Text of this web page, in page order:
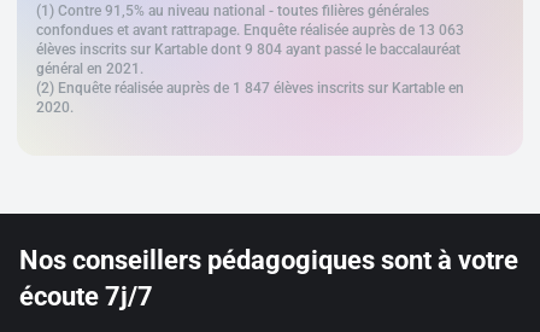
(1) Contre 91,5% au niveau national - toutes filières générales
confondues et avant rattrapage. Enquête réalisée auprès de 13 063
élèves inscrits sur Kartable dont 9 804 ayant passé le baccalauréat
général en 2021.
(2) Enquête réalisée auprès de 1 847 élèves inscrits sur Kartable en
2020.
Nos conseillers pédagogiques sont à votre
écoute 7j/7